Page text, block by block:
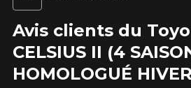
Avis clients du Toyo
CELSIUS II (4
HOMOLOGUÉ